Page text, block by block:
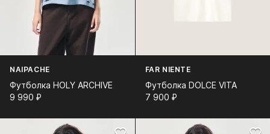
NAIPACHE
Футболка HOLY ARCHIVE
9 990⁠ ⁠₽
FAR NIENTE
Футболка DOLCE VITA
7 900⁠ ⁠₽